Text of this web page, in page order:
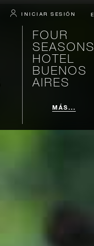
INICIAR SESIÓN
FOUR
SEASONS
HOTEL
BUENOS
AIRES
MÁS...